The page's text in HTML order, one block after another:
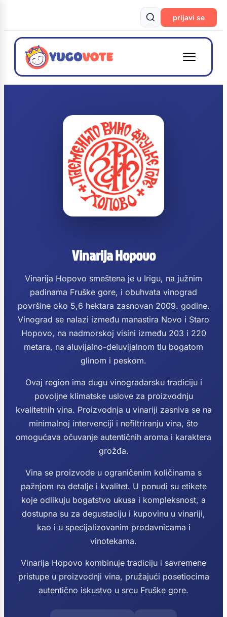
prijavi se
Vinarija Hopovo
Vinarija Hopovo smeštena je u Irigu, na južnim
padinama Fruške gore, i obuhvata vinograd
površine oko 5,6 hektara zasnovan 2009. godine.
Vinograd se nalazi između manastira Novo i Staro
Hopovo, na nadmorskoj visini između 203 i 220
metara, na aluvijalno-deluvijalnom tlu bogatom
glinom i peskom.
Ovaj region ima dugu vinogradarsku tradiciju i
povoljne klimatske uslove za proizvodnju
kvalitetnih vina. Proizvodnja u vinariji zasniva se na
minimalnoj intervenciji i nefiltriranju vina, što
omogućava očuvanje autentičnih aroma i karaktera
grožđa.
Vina se proizvode u ograničenim količinama s
pažnjom na detalje i kvalitet. U ponudi su etikete
koje odlikuju bogatstvo ukusa i kompleksnost, a
dostupna su za degustaciju i kupovinu u vinariji,
kao i u specijalizovanim prodavnicama i
vinotekama.
Vinarija Hopovo kombinuje tradiciju i savremene
pristupe u proizvodnji vina, pružajući posetiocima
autentično iskustvo u srcu Fruške gore.